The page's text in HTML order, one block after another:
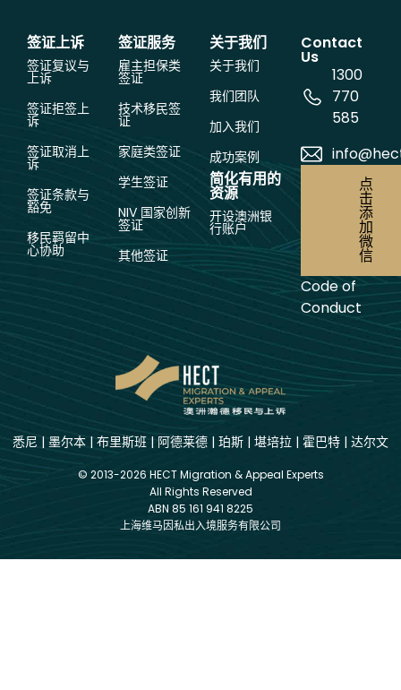
签证上诉
签证复议与
上诉
签证拒签上
诉
签证取消上
诉
签证条款与
豁免
移民羁留中
心协助
签证服务
雇主担保类
签证
技术移民签
证
家庭类签证
学生签证
NIV 国家创新
签证
其他签证
关于我们
关于我们
我们团队
加入我们
成功案例
简化有用的
资源
开设澳洲银
行账户
Contact
Us
1300
770
585
点
击
添
加
微
信
Code of
Conduct
悉尼 | 墨尔本 | 布里斯班 | 阿德莱德 | 珀斯 | 堪培拉 | 霍巴特 | 达尔文
© 2013-2026 HECT Migration & Appeal Experts
All Rights Reserved
ABN 85 161 941 8225
上海维马因私出入境服务有限公司